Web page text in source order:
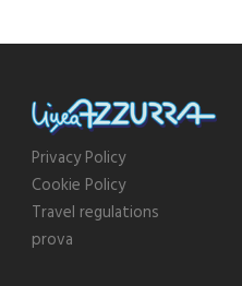
Privacy Policy
Cookie Policy
Travel regulations
prova